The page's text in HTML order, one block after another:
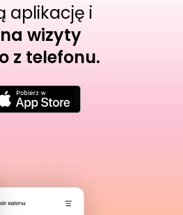
aplikację i
wizyty
z telefonu.